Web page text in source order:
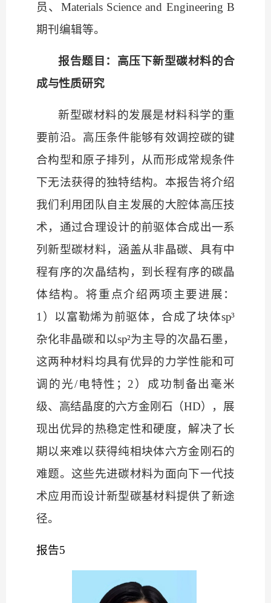
员、 Materials Science and Engineering B
期刊编辑等。
报告题目：高压下新型碳材料的合
成与性质研究
新型碳材料的发展是材料科学的重
要前沿。高压条件能够有效调控碳的键
合构型和原子排列，从而形成常规条件
下无法获得的独特结构。本报告将介绍
我们利用团队自主发展的大腔体高压技
术，通过合理设计的前驱体合成出一系
列新型碳材料，涵盖从非晶碳、具有中
程有序的次晶结构，到长程有序的碳晶
体结构。将重点介绍两项主要进展：
1）以富勒烯为前驱体，合成了块体sp³
杂化非晶碳和以sp²为主导的次晶石墨，
这两种材料均具有优异的力学性能和可
调的光/电特性；2）成功制备出毫米
级、高结晶度的六方金刚石（HD），展
现出优异的热稳定性和硬度，解决了长
期以来难以获得纯相块体六方金刚石的
难题。这些先进碳材料为面向下一代技
术应用而设计新型碳基材料提供了新途
径。
报告5